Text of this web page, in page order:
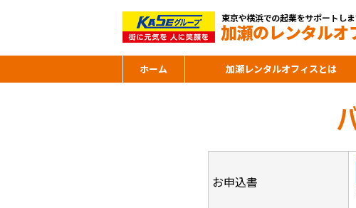
ホーム 加瀬レンタルオフィスとは
お申込書